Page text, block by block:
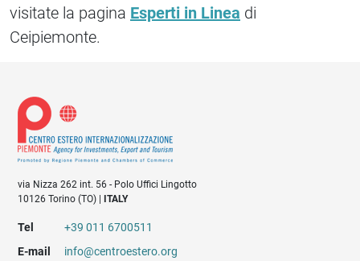
visitate la pagina Esperti in Linea di
Ceipiemonte.
via Nizza 262 int. 56 - Polo Uffici Lingotto
10126 Torino (TO) |ITALY
Tel
+39 011 6700511
E-mail
info@centroestero.org